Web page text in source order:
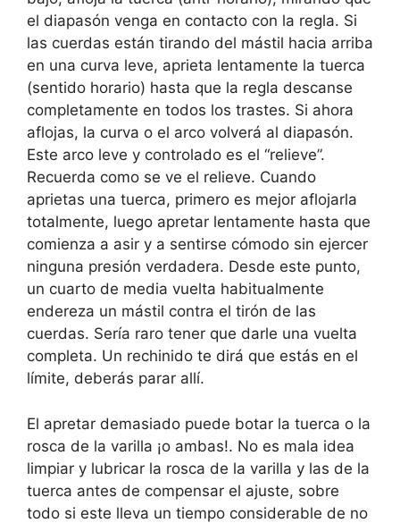
el diapasón venga en contacto con la regla. Si
las cuerdas están tirando del mástil hacia arriba
en una curva leve, aprieta lentamente la tuerca
(sentido horario) hasta que la regla descanse
completamente en todos los trastes. Si ahora
aflojas, la curva o el arco volverá al diapasón.
Este arco leve y controlado es el “relieve”.
Recuerda como se ve el relieve. Cuando
aprietas una tuerca, primero es mejor aflojarla
totalmente, luego apretar lentamente hasta que
comienza a asir y a sentirse cómodo sin ejercer
ninguna presión verdadera. Desde este punto,
un cuarto de media vuelta habitualmente
endereza un mástil contra el tirón de las
cuerdas. Sería raro tener que darle una vuelta
completa. Un rechinido te dirá que estás en el
límite, deberás parar allí.
El apretar demasiado puede botar la tuerca o la
rosca de la varilla ¡o ambas!. No es mala idea
limpiar y lubricar la rosca de la varilla y las de la
tuerca antes de compensar el ajuste, sobre
todo si este lleva un tiempo considerable de no